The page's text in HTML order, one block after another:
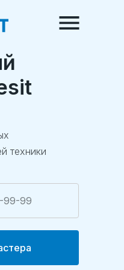
техники